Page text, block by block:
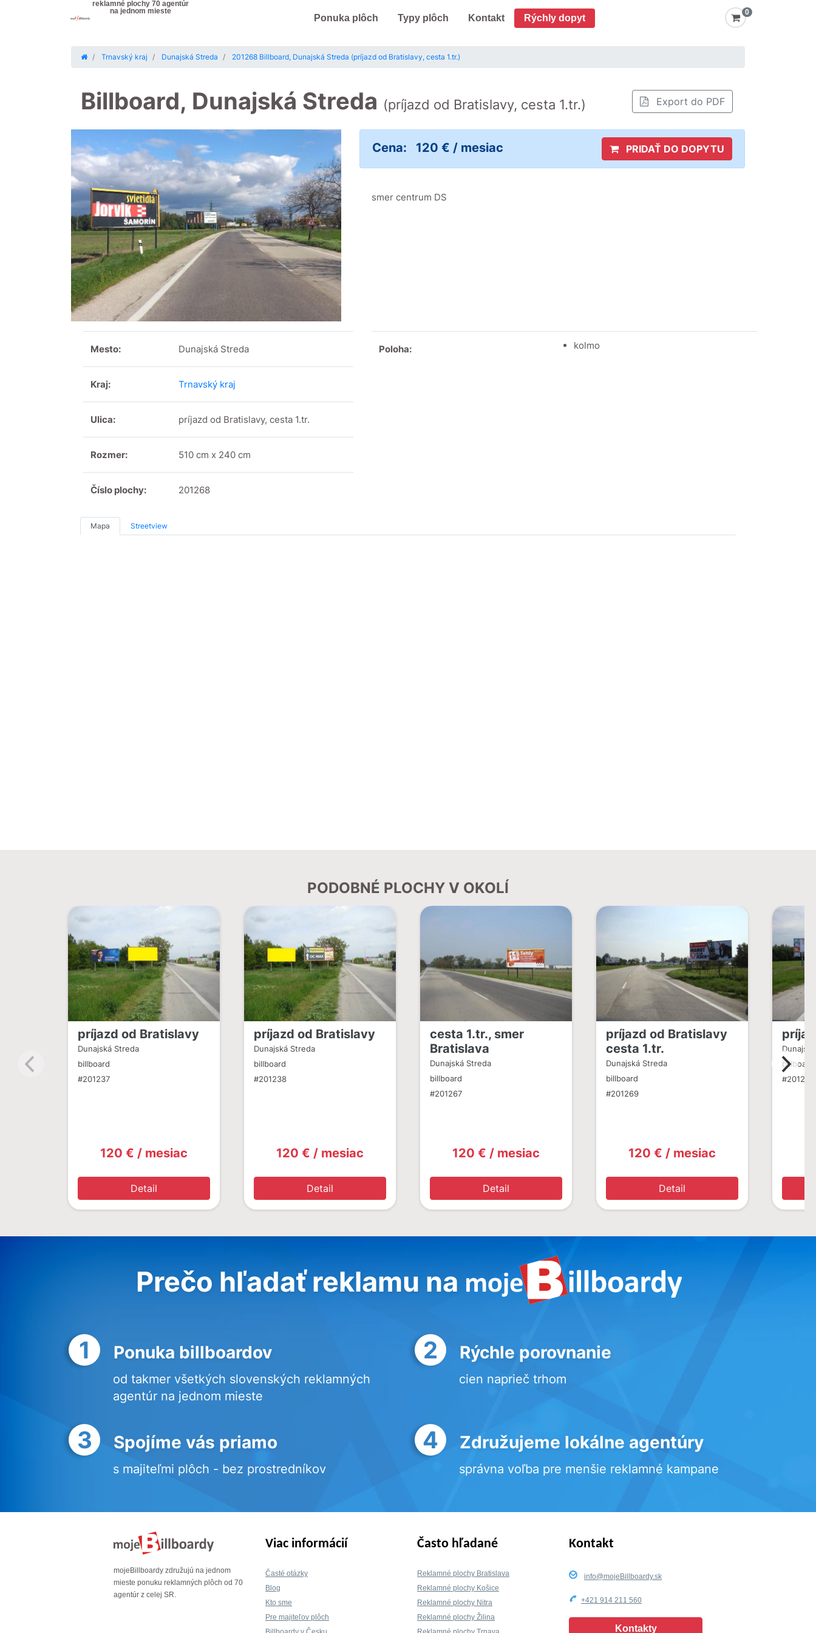
reklamné plochy 70 agentúr
na jednom mieste
Ponuka plôch Typy plôch Kontakt Rýchly dopyt
0
Trnavský kraj Dunajská Streda 201268 Billboard, Dunajská Streda (príjazd od Bratislavy, cesta 1.tr.)
Billboard, Dunajská Streda (príjazd od Bratislavy, cesta 1.tr.) Export do PDF
Cena: 120 € / mesiac PRIDAŤ DO DOPYTU
smer centrum DS
Mesto: Dunajská Streda
Kraj: Trnavský kraj
Ulica: príjazd od Bratislavy, cesta 1.tr.
Rozmer: 510 cm x 240 cm
Číslo plochy: 201268
Poloha: kolmo
Mapa Streetview
PODOBNÉ PLOCHY V OKOLÍ
príjazd od Bratislavy
Dunajská Streda
billboard
#201237
120 € / mesiac
Detail
príjazd od Bratislavy
Dunajská Streda
billboard
#201238
120 € / mesiac
Detail
cesta 1.tr., smer
Bratislava
Dunajská Streda
billboard
#201267
120 € / mesiac
Detail
príjazd od Bratislavy
cesta 1.tr.
Dunajská Streda
billboard
#201269
120 € / mesiac
Detail
billboard
#201239
Prečo hľadať reklamu na
1 Ponuka billboardov
od takmer všetkých slovenských reklamných
agentúr na jednom mieste
2 Rýchle porovnanie
cien naprieč trhom
3 Spojíme vás priamo
s majiteľmi plôch - bez prostredníkov
4 Združujeme lokálne agentúry
správna voľba pre menšie reklamné kampane
mojeBillboardy združujú na jednom
mieste ponuku reklamných plôch od 70
agentúr z celej SR.
Viac informácií
Časté otázky
Blog
Kto sme
Pre majiteľov plôch
Často hľadané
Reklamné plochy Bratislava
Reklamné plochy Košice
Reklamné plochy Nitra
Reklamné plochy Žilina
Kontakt
info@mojeBillboardy.sk
+421 914 211 560
Kontakty